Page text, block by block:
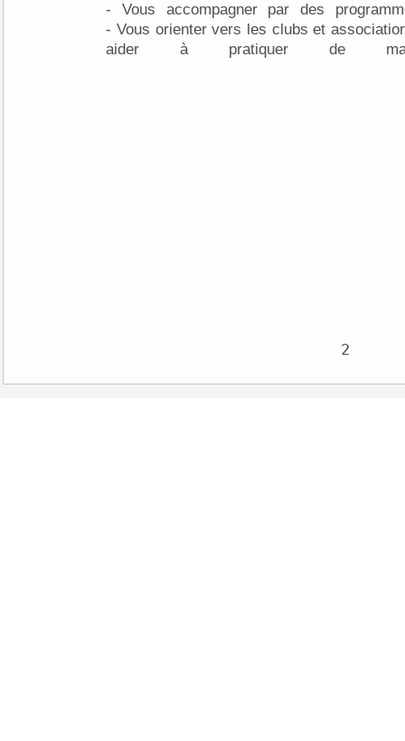
- Vous accompagner par des
- Vous orienter vers les clubs et
aider à pratiquer de